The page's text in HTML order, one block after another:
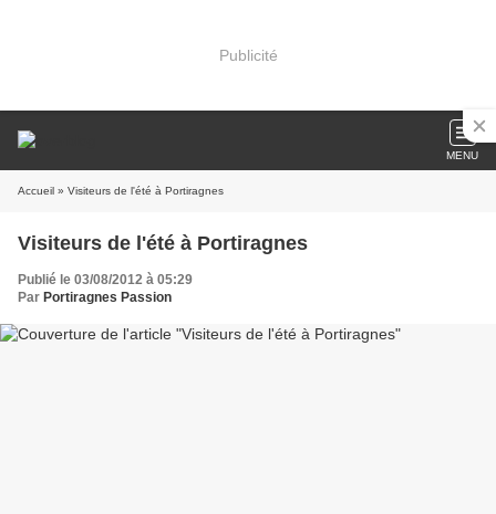
Publicité
MENU
Accueil » Visiteurs de l'été à Portiragnes
Visiteurs de l'été à Portiragnes
Publié le 03/08/2012 à 05:29
Par Portiragnes Passion